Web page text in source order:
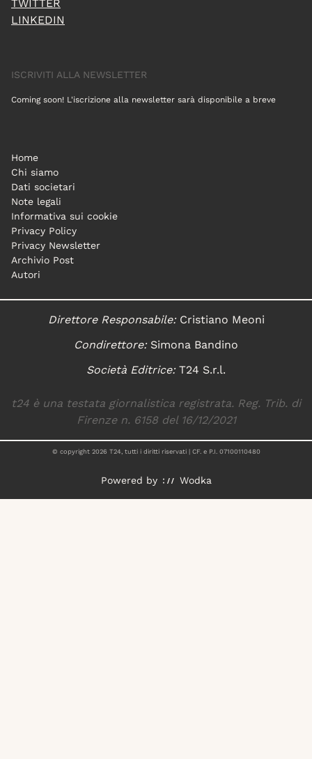
TWITTER
LINKEDIN
ISCRIVITI ALLA NEWSLETTER
Coming soon! L'iscrizione alla newsletter sarà disponibile a breve
Home
Chi siamo
Dati societari
Note legali
Informativa sui cookie
Privacy Policy
Privacy Newsletter
Archivio Post
Autori
Direttore Responsabile:Cristiano Meoni
Condirettore:Simona Bandino
Società Editrice:T24 S.r.l.
t24 è una testata giornalistica registrata. Reg. Trib. di
Firenze n. 6158 del 16/12/2021
© copyright 2026 T24, tutti i diritti riservati | CF. e P.I. 07100110480
Powered by Wodka